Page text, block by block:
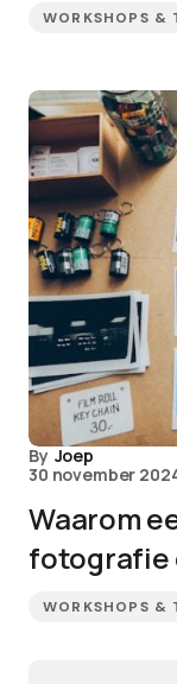
WORKSHOPS &
By Joep
30 november
Waarom
fotografie
WORKSHOPS &